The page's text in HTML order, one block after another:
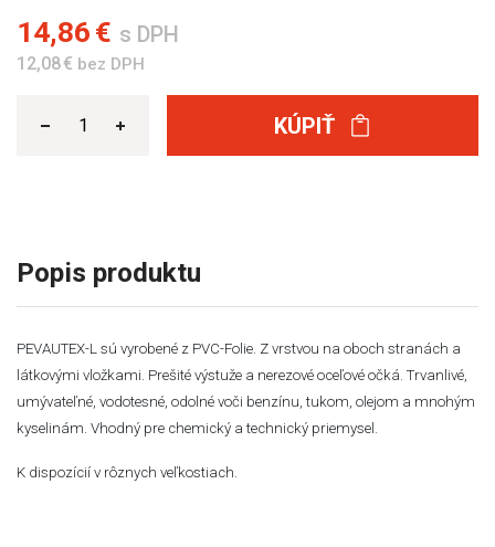
14,86 € s DPH
12,08 € bez DPH
KÚPIŤ
Popis produktu
PEVAUTEX-L sú vyrobené z PVC-Folie. Z vrstvou na oboch stranách a
látkovými vložkami. Prešité výstuže a nerezové oceľové očká. Trvanlivé,
umývateľné, vodotesné, odolné voči benzínu, tukom, olejom a mnohým
kyselinám. Vhodný pre chemický a technický priemysel.
K dispozícií v rôznych veľkostiach.